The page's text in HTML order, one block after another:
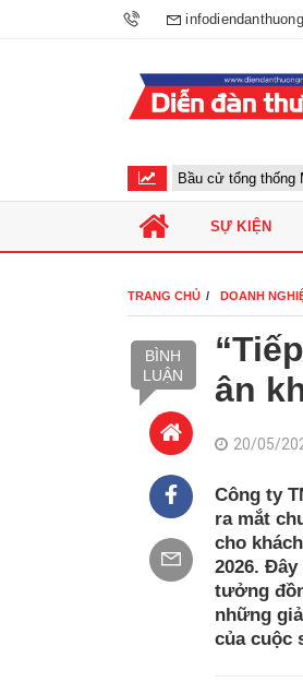
Bầu cử tổng thống Mỹ
SỰ KIỆN
TRANG CHỦ DOANH
BÌNH
LUẬN
ân
20/05/
Công ty
ra mắt
cho
2026.
tưởng
những
của cuộc